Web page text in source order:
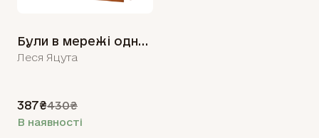
Були в мережі одночасно
Леся Яцута
387₴430₴
В наявності